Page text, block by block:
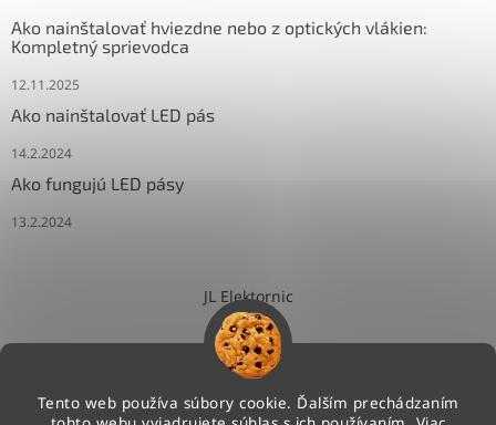
Tento web používa súbory cookie. Ďalším prechádzaním
Ako nainštalovať hviezdne nebo z optických vlákien:
Kompletný sprievodca
12.11.2025
Ako nainštalovať LED pás
14.2.2024
Ako fungujú LED pásy
13.2.2024
JL Elektornic